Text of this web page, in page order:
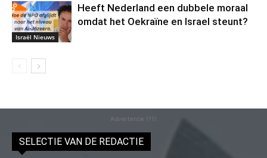
Israël Nieuws
Heeft Nederland een dubbele moraal
omdat het Oekraïne en Israel steunt?
Advertentie (11)
SELECTIE VAN DE REDACTIE